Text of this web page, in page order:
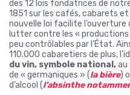
des 12 lois fondatrices de
1851 sur les cafés, cabarets
nouvelle loi facilite l’ouverture
lutter contre les «
peu contrôlables par l’État.
110.000 cabaretiers de plus,
du vin, symbole national,au
de « germaniques » (la bière)
d’alcool (l’absinthe